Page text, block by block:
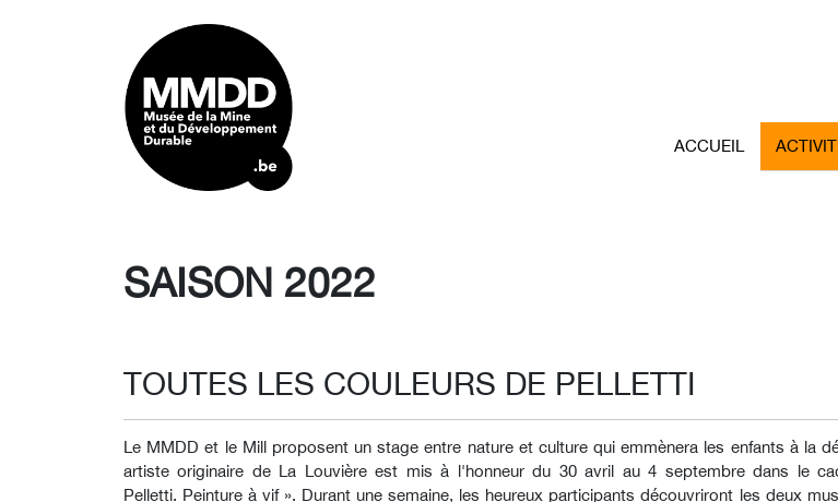
ACCUEIL
SAISON 2022
TOUTES LES COULEURS DE PELLETTI
Le MMDD et le Mill proposent un stage entre nature et culture qui emmènera les enfants à la
artiste originaire de La Louvière est mis à l'honneur du 30 avril au 4 septembre dans le
Pelletti. Peinture à vif ». Durant une semaine, les heureux participants découvriront les deux